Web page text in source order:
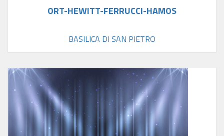
ORT-HEWITT-FERRUCCI-HAMOS
BASILICA DI SAN PIETRO